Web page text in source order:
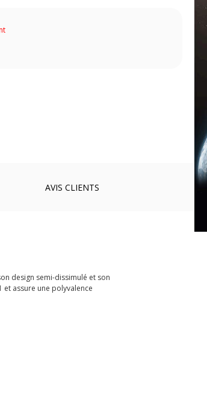
AVIS CLIENTS
design semi-dissimulé et son
et assure une polyvalence